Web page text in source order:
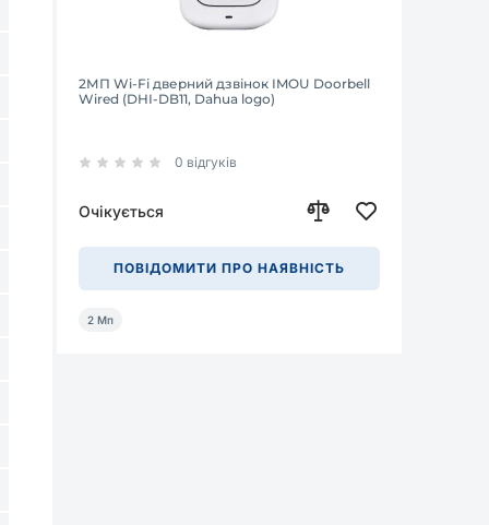
2МП Wi-Fi дверний дзвінок IMOU Doorbell
Wired (DHI-DB11, Dahua logo)
0 відгуків
Очікується
ПОВІДОМИТИ ПРО НАЯВНІСТЬ
2 Мп